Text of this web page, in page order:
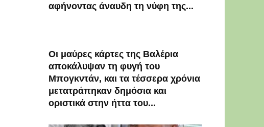
αφήνοντας άναυδη τη νύφη της…
Οι μαύρες κάρτες της Βαλέρια
αποκάλυψαν τη φυγή του
Μπογκντάν, και τα τέσσερα χρόνια
μετατράπηκαν δημόσια και
οριστικά στην ήττα του…